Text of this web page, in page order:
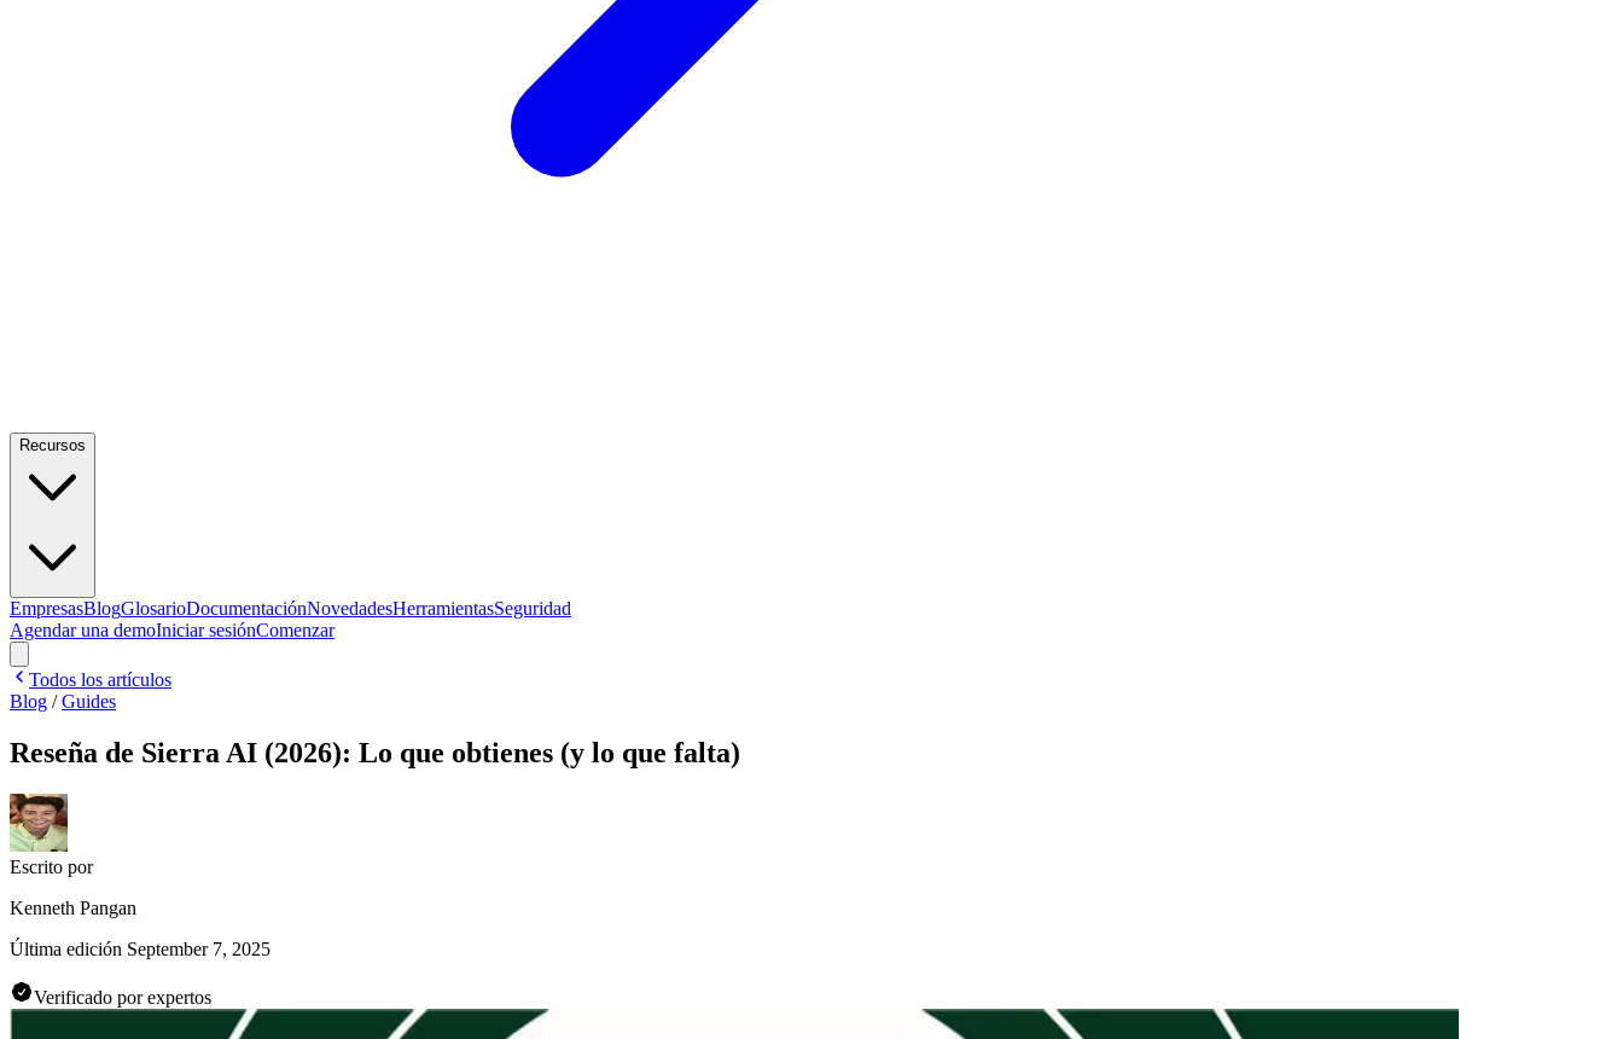
Recursos
EmpresasBlogGlosarioDocumentaciónNovedadesHerramientasSeguridad
Agendar una demoIniciar sesiónComenzar
Todos los artículos
Blog /Guides
Reseña de Sierra AI (2026): Lo que obtienes (y lo que falta)
Escrito por
Kenneth Pangan
Última edición September 7, 2025
Verificado por expertos